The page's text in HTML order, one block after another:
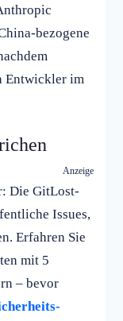
bezogene
Entwickler im
Anzeige
Die GitLost-
Issues,
Erfahren Sie
mit 5
– bevor